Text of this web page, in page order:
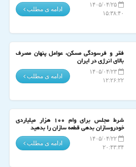
۱۴۰۵/۰۴/۲۵
۱۵:۳۸:۴۰
ادامه ی مطلب
فقر و فرسودگی مسکن، عوامل پنهان مصرف
بالای انرژی در ایران
۱۴۰۵/۰۴/۲۳
۱۲:۲۶:۲۲
ادامه ی مطلب
شرط مجلس برای وام ۱۰۰ هزار میلیاردی
خودروسازان بدهی قطعه سازان را بدهید
۱۴۰۵/۰۴/۲۲
۲۰:۴۳:۳۴
ادامه ی مطلب